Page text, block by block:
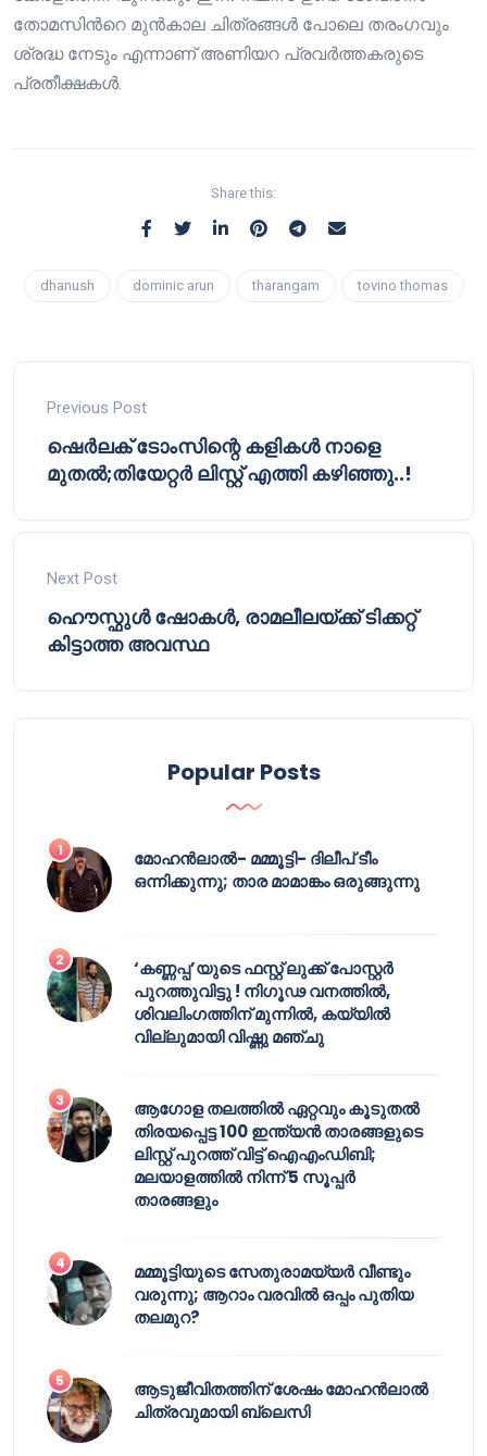
തോമസിന്‍റെ മുന്‍കാല ചിത്രങ്ങള്‍ പോലെ തരംഗവും
ശ്രദ്ധ നേടും എന്നാണ് അണിയറ പ്രവര്‍ത്തകരുടെ
പ്രതീക്ഷകള്‍.
Share this:
dhanush dominic arun tharangam tovino thomas
Previous Post
ഷെർലക് ടോംസിന്റെ കളികൾ നാളെ
മുതൽ;തിയേറ്റർ ലിസ്റ്റ് എത്തി കഴിഞ്ഞു..!
Next Post
ഹൌസ്ഫുള്‍ ഷോകള്‍, രാമലീലയ്ക്ക് ടിക്കറ്റ്
കിട്ടാത്ത അവസ്ഥ
Popular Posts
മോഹൻലാൽ- മമ്മൂട്ടി- ദിലീപ് ടീം
ഒന്നിക്കുന്നു; താര മാമാങ്കം ഒരുങ്ങുന്നു
‘കണ്ണപ്പ’യുടെ ഫസ്റ്റ് ലുക്ക് പോസ്റ്റർ
പുറത്തുവിട്ടു ! നിഗൂഢ വനത്തിൽ,
ശിവലിംഗത്തിന് മുന്നിൽ, കയ്യിൽ
വില്ലുമായി വിഷ്ണു മഞ്ചു
ആഗോള തലത്തിൽ ഏറ്റവും കൂടുതൽ
തിരയപ്പെട്ട 100 ഇന്ത്യൻ താരങ്ങളുടെ
ലിസ്റ്റ് പുറത്ത് വിട്ട് ഐഎംഡിബി;
മലയാളത്തിൽ നിന്ന് 5 സൂപ്പർ
താരങ്ങളും
മമ്മൂട്ടിയുടെ സേതുരാമയ്യർ വീണ്ടും
വരുന്നു; ആറാം വരവിൽ ഒപ്പം പുതിയ
തലമുറ?
ആടുജീവിതത്തിന് ശേഷം മോഹൻലാൽ
ചിത്രവുമായി ബ്ലെസി